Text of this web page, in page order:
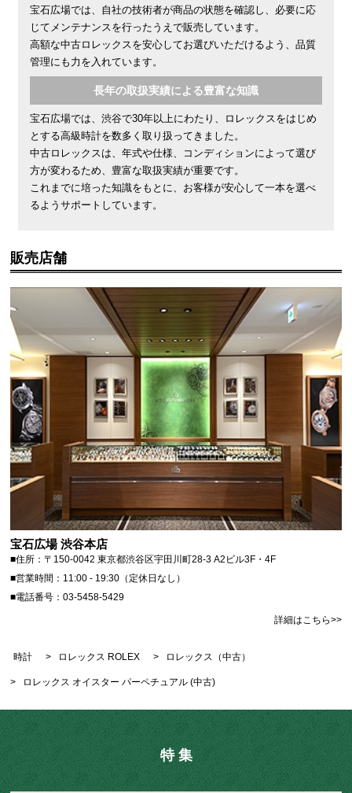
宝石広場では、自社の技術者が商品の状態を確認し、必要に応
じてメンテナンスを行ったうえで販売しています。
高額な中古ロレックスを安心してお選びいただけるよう、品質
管理にも力を入れています。
長年の取扱実績による豊富な知識
宝石広場では、渋谷で30年以上にわたり、ロレックスをはじめ
とする高級時計を数多く取り扱ってきました。
中古ロレックスは、年式や仕様、コンディションによって選び
方が変わるため、豊富な取扱実績が重要です。
これまでに培った知識をもとに、お客様が安心して一本を選べ
るようサポートしています。
販売店舗
宝石広場 渋谷本店
■住所：〒150-0042 東京都渋谷区宇田川町28-3 A2ビル3F・4F
■営業時間：11:00 - 19:30（定休日なし）
■電話番号：03-5458-5429
詳細はこちら>>
時計 > ロレックス ROLEX > ロレックス（中古）
> ロレックス オイスター パーペチュアル (中古)
特 集